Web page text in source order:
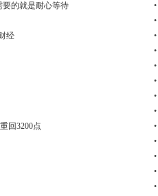
要的就是耐心等待
•
•
经
•
•
•
•
•
•
回3200点
•
•
•
•
•